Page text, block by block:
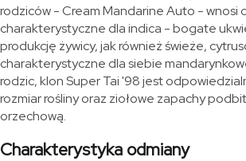
rodziców - Cream Mandarine Auto - wnosi
charakterystyczne dla indica - bogate
produkcję żywicy, jak również świeże,
charakterystyczne dla siebie
rodzic, klon Super Tai '98 jest
rozmiar rośliny oraz ziołowe zapachy
orzechową.
Charakterystyka odmiany